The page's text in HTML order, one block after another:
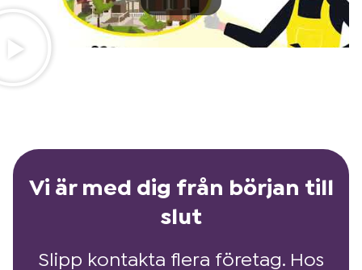
Vi är med dig från början till
slut
Slipp kontakta flera företag. Hos